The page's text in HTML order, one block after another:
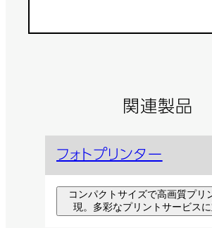
関連製品
フォトプリンター
コンパクトサイズで高画質プリ
現。多彩なプリントサービスに